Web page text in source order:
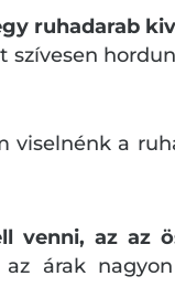
ruhadarab
viselnénk a
venni, az az
árak